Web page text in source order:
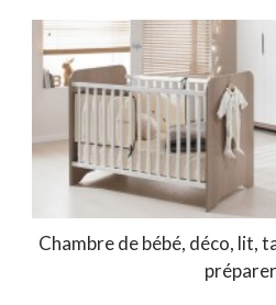
Chambre de bébé, déco, lit,